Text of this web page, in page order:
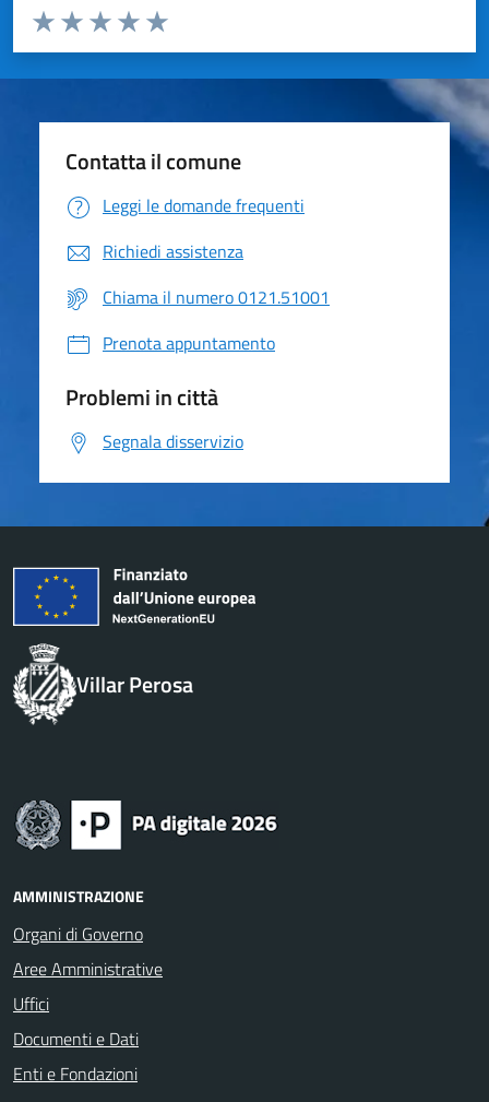
Valuta da 1 a 5 stelle la pagina
Valuta 5 stelle su 5
Valuta 4 stelle su 5
Valuta 3 stelle su 5
Valuta 2 stelle su 5
Valuta 1 stelle su 5
Contatta il comune
Leggi le domande frequenti
Richiedi assistenza
Chiama il numero 0121.51001
Prenota appuntamento
Problemi in città
Segnala disservizio
Villar Perosa
AMMINISTRAZIONE
Organi di Governo
Aree Amministrative
Uffici
Documenti e Dati
Enti e Fondazioni